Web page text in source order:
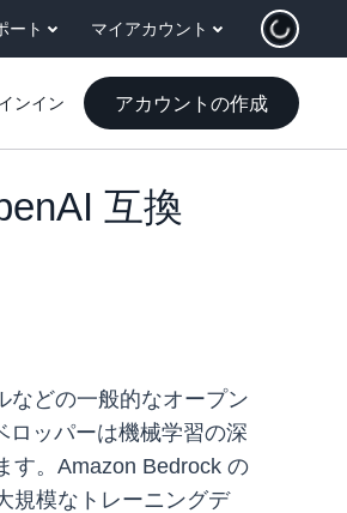
ート マイアカウント
ンイン アカウントの作成
互換
などの一般的なオープン
ロッパーは機械学習の深
す。Amazon Bedrock の
規模なトレーニングデ